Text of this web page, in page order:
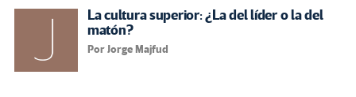
La cultura superior: ¿La del líder o la del
matón?
Por Jorge Majfud